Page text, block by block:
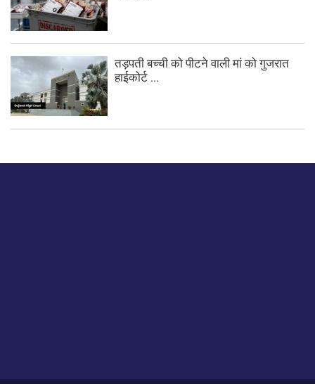
तड़पती बच्ची को पीटने वाली मां को गुजरात
हाईकोर्ट ...